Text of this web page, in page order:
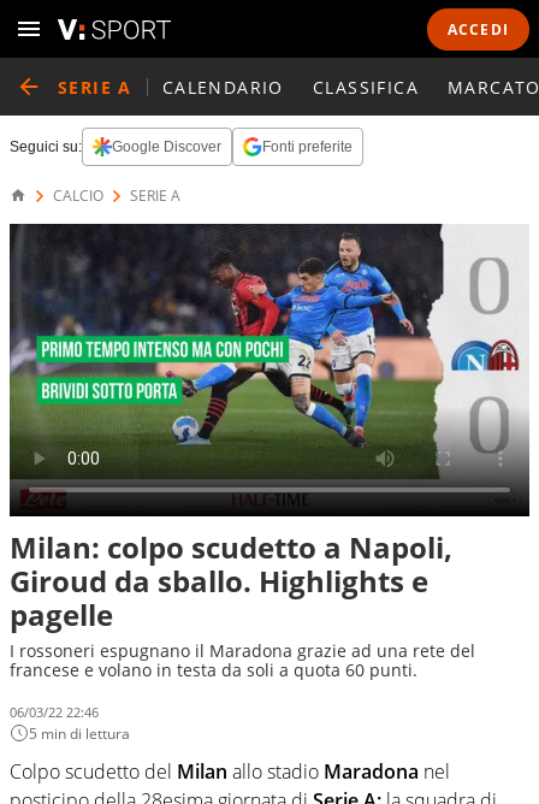
ACCEDI
SERIE A CALENDARIO CLASSIFICA
Seguici su: Google Discover Fonti preferite
CALCIO SERIE A
Milan: colpo scudetto a Napoli,
Giroud da sballo. Highlights e
pagelle
I rossoneri espugnano il Maradona grazie ad una rete del
francese e volano in testa da soli a quota 60 punti.
06/03/22 22:46
5 min di lettura
Colpo scudetto del Milan allo stadio Maradona nel